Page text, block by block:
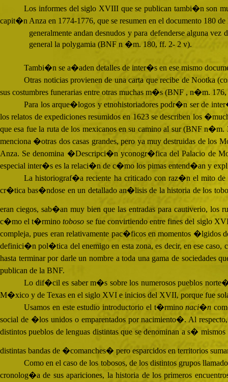
Los informes del siglo XVIIIque se publican tambi�n son
capit�n Anza en 1774-1776, que se resumen en el documento 180
generalmente andan desnudos y para defenderse alguna
general la polygamia (BNFn �m. 180, ff. 2- 2 v).
Tambi�n se a�aden detalles de inter�s en ese mismo
Otras noticias provienen de una carta que recibe de
sus costumbres funerarias entre otras muchas m�s (BNF , n�m. 176,
Para los arque�logos y etnohistoriadores podr�n ser de
los relatos de expediciones resumidos en 1623 se describen los
que esa fue la ruta de los mexicanos en su camino al sur (BNFn�m.
menciona �otras dos casas grandes, pero ya muy destruidas de los
Anza. Se denomina �Descripci�n yconogr�fica del Palacio de
especial inter�s es la relaci�n de c�mo los pimas entend�an y
La historiograf�a reciente ha criticado con raz�n el mito de
cr�tica bas�ndose en un detallado an�lisis de la historia de los
eran ciegos, sab�an muy bien que las entradas para cautiverio, los
c�mo el t�rminotoboso se fue convirtiendo entre fines del siglo
compleja, pues eran relativamente pac�ficos en momentos �lgidos
definici�n pol�tica del enemigo en esta zona, es decir, en ese
hasta terminar por darle un nombre a toda una gama de
publican de la BNF.
Lo dif�cil es saber m�s sobre los numerosos pueblos
M�xico y de Texas en el siglo XVI e inicios del XVII, porque fue
Usamos en este estudio introductorio el t�rminonaci�n
social de �los unidos o emparentados por nacimiento�. Al
distintos pueblos de lenguas distintas que se denominan a s�
distintas bandas de �comanches� pero esparcidos en territorios
Como en el caso de los tobosos, de los distintos grupos
cronolog�a de sus apariciones, la historia de los primeros